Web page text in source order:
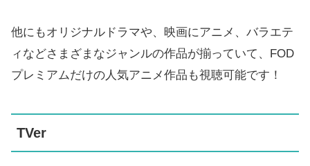
他にもオリジナルドラマや、映画にアニメ、バラエテ
ィなどさまざまなジャンルの作品が揃っていて、FOD
プレミアムだけの人気アニメ作品も視聴可能です！
TVer